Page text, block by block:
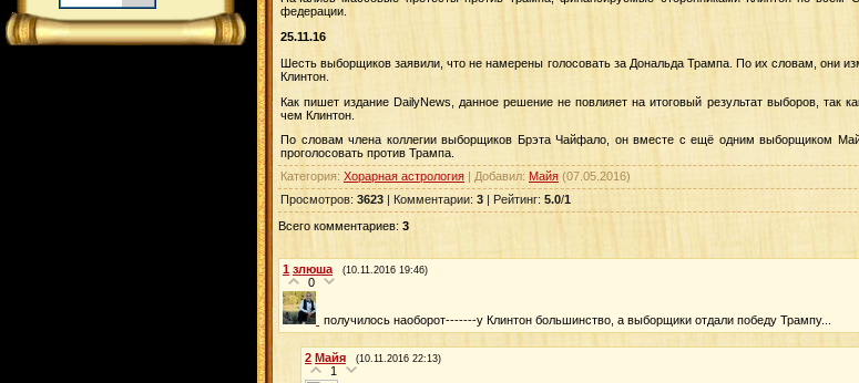
федерации.
25.11.16
Шесть выборщиков заявили, что не намерены голосовать за Дональда Трампа. По их словам, они
Клинтон.
Как пишет издание DailyNews, данное решение не повлияет на итоговый результат выборов, так
чем Клинтон.
По словам члена коллегии выборщиков Брэта Чайфало, он вместе с ещё одним выборщиком
проголосовать против Трампа.
Категория: Хорарная астрология Добавил: Майя (07.05.2016)
Просмотров: 3623 Комментарии: 3 Рейтинг: 5.0/1
Всего комментариев: 3
1 злюша (10.11.2016 19:46)
0
получилось наоборот-------у Клинтон большинство, а выборщики отдали победу Трампу...
2 Майя (10.11.2016 22:13)
1